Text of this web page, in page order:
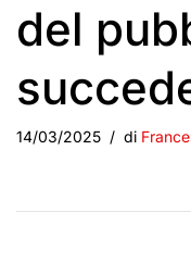
del
14/03/2025 di